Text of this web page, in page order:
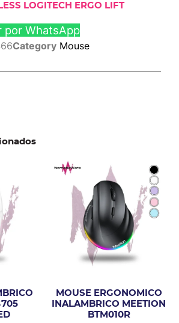
LOGITECH ERGO LIFT
por WhatsApp
Category Mouse
MOUSE ERGONOMICO
INALAMBRICO MEETION
BTM010R